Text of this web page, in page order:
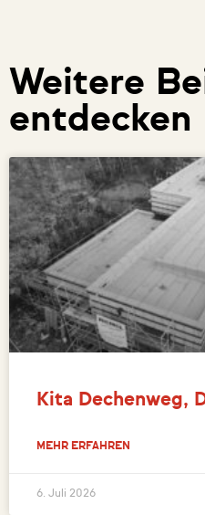
Weitere
entdecken
Kita Dechenweg,
MEHR ERFAHREN
6. Juli 2026